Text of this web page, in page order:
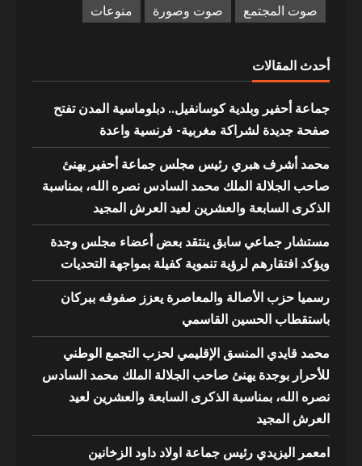
صوت المجتمع
صوت وصورة منوعات
أحدث المقالات
جماعة أحفير وبلدية كوسانفيل.. دبلوماسية المدن تفتح
صفحة جديدة لشراكة مغربية- فرنسية واعدة
محمد أشرف هبري رئيس مجلس جماعة أحفير يهنئ
صاحب الجلالة الملك محمد السادس نصره الله، بمناسبة
الذكرى السابعة والعشرين لعيد العرش المجيد
مستشار جماعي سابق ينتقد بعض أعضاء مجلس وجدة
ويؤكد افتقارهم لرؤية تنموية كفيلة بمواجهة التحديات
رسميا حزب الأصالة والمعاصرة يعزز صفوفه ببركان
باستقطاب الحسين القاسمي
محمد قايدي المنسق الإقليمي لحزب التجمع الوطني
للأحرار بوجدة يهنئ صاحب الجلالة الملك محمد السادس
نصره الله، بمناسبة الذكرى السابعة والعشرين لعيد
العرش المجيد
امعمر اليزيدي رئيس جماعة اولاد داود الزخانين